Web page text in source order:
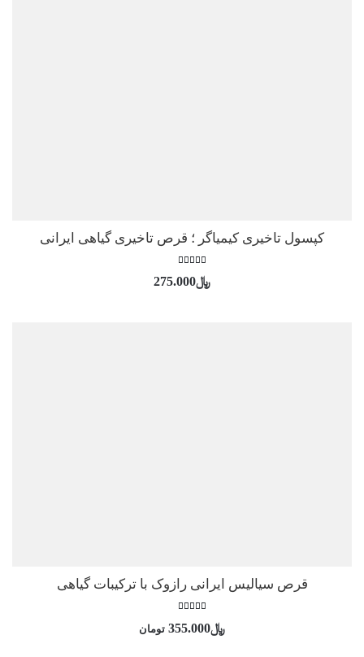
کپسول تاخیری کیمیاگر ؛ قرص تاخیری گیاهی ایرانی
3.50﷼275.000
قرص سیالیس ایرانی رازوک با ترکیبات گیاهی
5.00
﷼355.000 تومان